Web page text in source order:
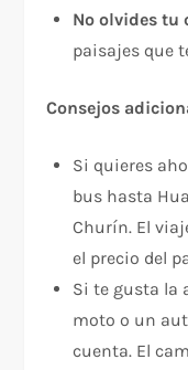
No olvides tu
paisajes que
Consejos
Si quieres
bus hasta
Churín. El
el precio del
Si te gusta la
moto o un
cuenta. El